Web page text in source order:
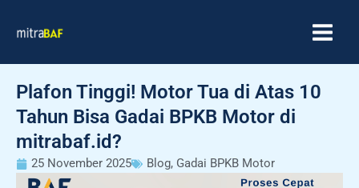
Plafon Tinggi! Motor Tua di Atas 10
Tahun Bisa Gadai BPKB Motor di
mitrabaf.id?
25 November 2025 Blog, Gadai BPKB Motor